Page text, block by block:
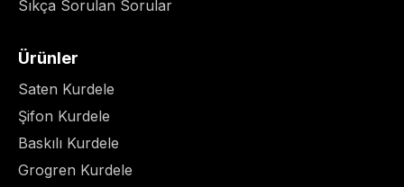
Sıkça Sorulan Sorular
Ürünler
Saten Kurdele
Şifon Kurdele
Baskılı Kurdele
Grogren Kurdele